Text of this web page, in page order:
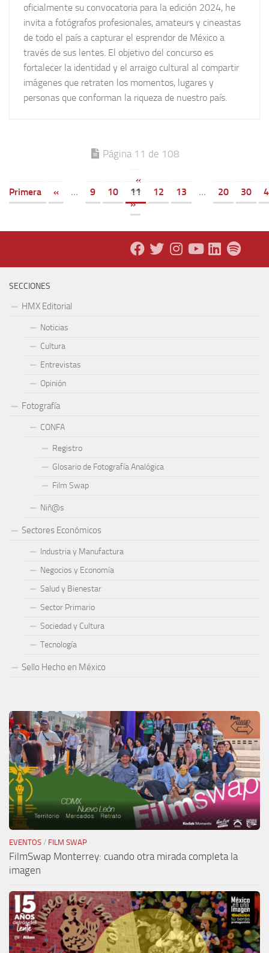
oficialmente su convocatoria para la edición 2024, he
invita a fotógrafos profesionales, amateurs y cineastas
de todo el país a capturar el esprendor de México a
través de sus lentes. El objetivo del concurso es
fortalecer la identidad y el arraigo cultural al compartir
imágenes que retraten los momentos, lugares y
personas que conforman la riqueza de nuestro país.
Página 11 de 108
«
Primera
« ... 9 10 11 12 13 ... 20 30
»
SECCIONES
HMX Editorial
Noticias
Cultura
Entrevistas
Opinión
Fotografía
CONFA
Registro
Glosario de Fotografía Analógica
Film Swap
Niñ@s
Sectores Económicos
Industria y Manufactura
Negocios y Economía
Salud y Bienestar
Sector Primario
Sociedad y Cultura
Tecnología
Sello Hecho en México
EVENTOS / FILM SWAP
FilmSwap Monterrey: cuando otra mirada completa la
imagen